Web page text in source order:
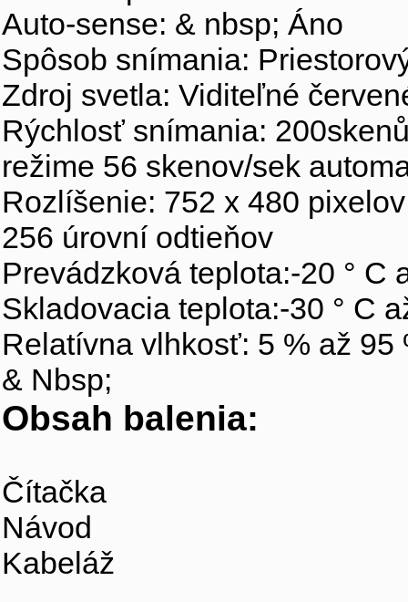
Auto-sense: & nbsp; Áno
Spôsob snímania:
Zdroj svetla: Viditeľné
Rýchlosť snímania:
režime 56 skenov/sek
Rozlíšenie: 752 x 480 pixelov
256 úrovní odtieňov
Prevádzková teplota:-20 ° C
Skladovacia teplota:-30 ° C
Relatívna vlhkosť: 5 % až 95
& Nbsp;
Obsah balenia:
Čítačka
Návod
Kabeláž